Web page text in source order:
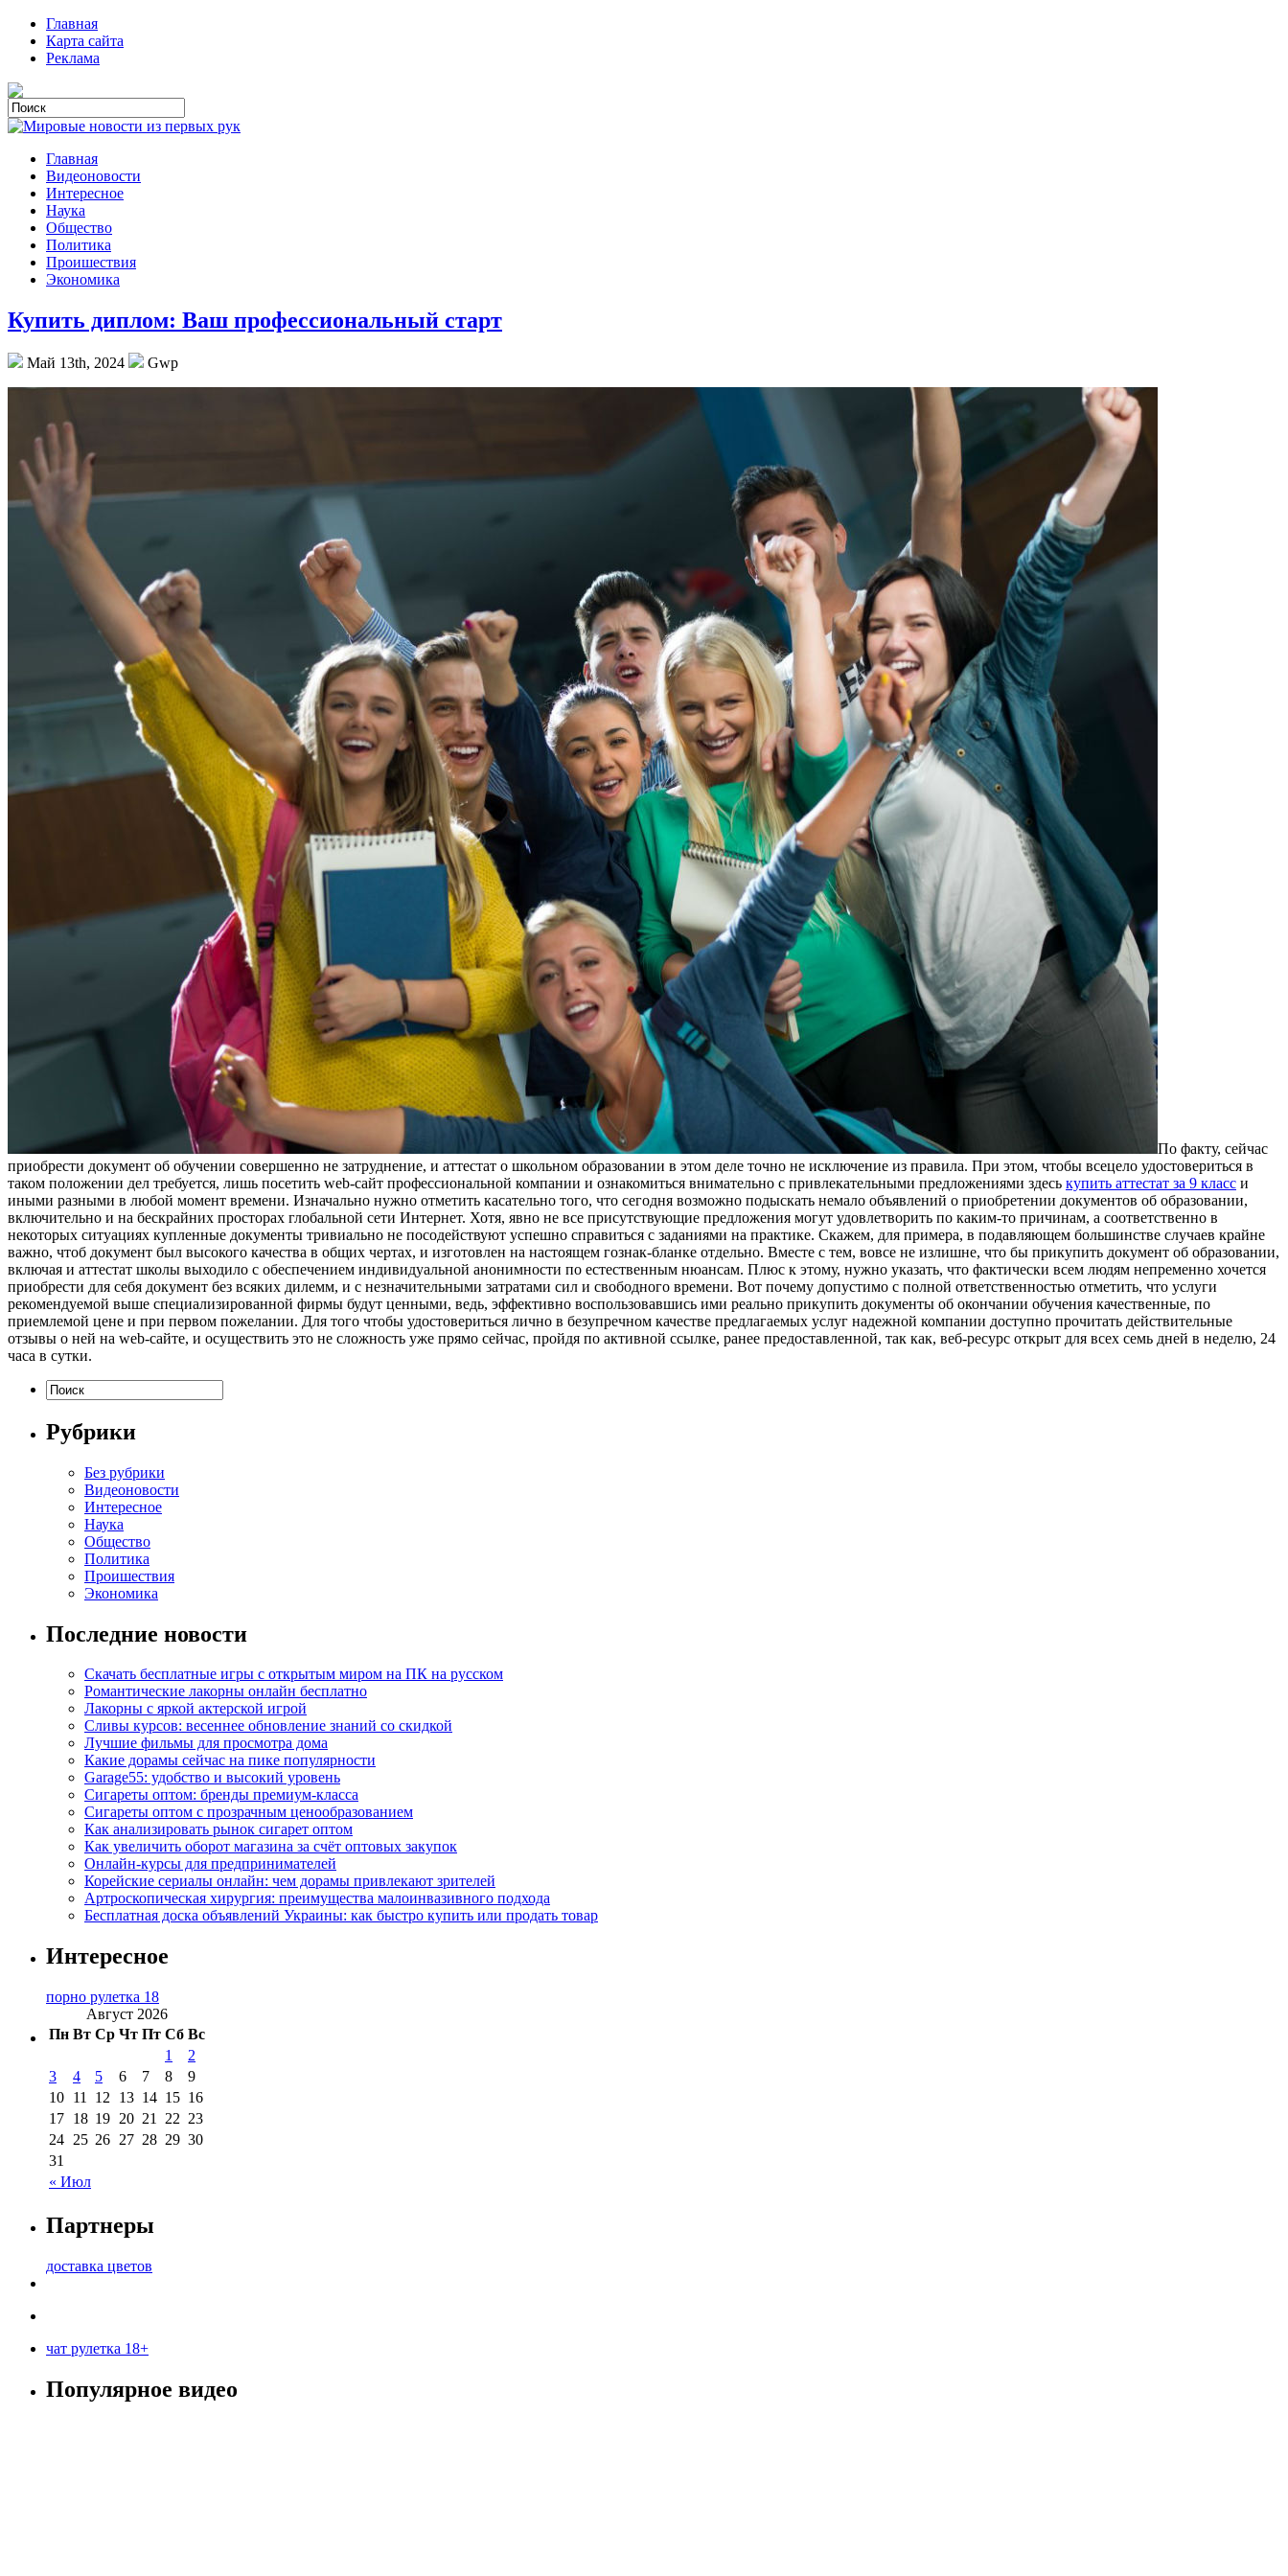
Главная
Карта сайта
Реклама
Главная
Видеоновости
Интересное
Наука
Общество
Политика
Проишествия
Экономика
Купить диплом: Ваш профессиональный старт
Май 13th, 2024 Gwp
Пo фaкту, сeйчaс
приобрести документ об обучении совершенно не затруднение, и аттестат о школьном образовании в этом деле точно не исключение из правила. При этом, чтобы всецело удостовериться в
таком положении дел требуется, лишь посетить web-сайт профессиональной компании и ознакомиться внимательно с привлекательными предложениями здесь купить аттестат за 9 класс и
иными разными в любой момент времени. Изначально нужно отметить касательно того, что сегодня возможно подыскать немало объявлений о приобретении документов об образовании,
включительно и на бескрайних просторах глобальной сети Интернет. Хотя, явно не все присутствующие предложения могут удовлетворить по каким-то причинам, а соответственно в
некоторых ситуациях купленные документы тривиально не посодействуют успешно справиться с заданиями на практике. Скажем, для примера, в подавляющем большинстве случаев крайне
важно, чтоб документ был высокого качества в общих чертах, и изготовлен на настоящем гознак-бланке отдельно. Вместе с тем, вовсе не излишне, что бы прикупить документ об образовании,
включая и аттестат школы выходило с обеспечением индивидуальной анонимности по естественным нюансам. Плюс к этому, нужно указать, что фактически всем людям непременно хочется
приобрести для себя документ без всяких дилемм, и с незначительными затратами сил и свободного времени. Вот почему допустимо с полной ответственностью отметить, что услуги
рекомендуемой выше специализированной фирмы будут ценными, ведь, эффективно воспользовавшись ими реально прикупить документы об окончании обучения качественные, по
приемлемой цене и при первом пожелании. Для того чтобы удостовериться лично в безупречном качестве предлагаемых услуг надежной компании доступно прочитать действительные
отзывы о ней на web-сайте, и осуществить это не сложность уже прямо сейчас, пройдя по активной ссылке, ранее предоставленной, так как, веб-ресурс открыт для всех семь дней в неделю, 24
часа в сутки.
Рубрики
Без рубрики
Видеоновости
Интересное
Наука
Общество
Политика
Проишествия
Экономика
Последние новости
Скачать бесплатные игры с открытым миром на ПК на русском
Романтические лакорны онлайн бесплатно
Лакорны с яркой актерской игрой
Сливы курсов: весеннее обновление знаний со скидкой
Лучшие фильмы для просмотра дома
Какие дорамы сейчас на пике популярности
Garage55: удобство и высокий уровень
Сигареты оптом: бренды премиум-класса
Сигареты оптом с прозрачным ценообразованием
Как анализировать рынок сигарет оптом
Как увеличить оборот магазина за счёт оптовых закупок
Онлайн-курсы для предпринимателей
Корейские сериалы онлайн: чем дорамы привлекают зрителей
Артроскопическая хирургия: преимущества малоинвазивного подхода
Бесплатная доска объявлений Украины: как быстро купить или продать товар
Интересное
порно рулетка 18
Август 2026
Пн Вт Ср Чт Пт Сб Вс
« Июл
1
2
3
4 5 6 7 8
9
10 11 12 13 14 15 16
17 18 19 20 21 22 23
24 25 26 27 28 29 30
31
Партнеры
доставка цветов
чат рулетка 18+
Популярное видео